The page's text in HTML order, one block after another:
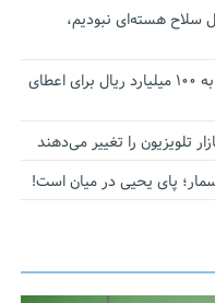
سلاح هسته‌ای نبودیم،
آستانه الزام به دریافت صورت های مالی به ۱۰۰ میلیارد ریال برای اعطای
تلویزیون را تغییر می‌دهند
پای یحیی در میان است!